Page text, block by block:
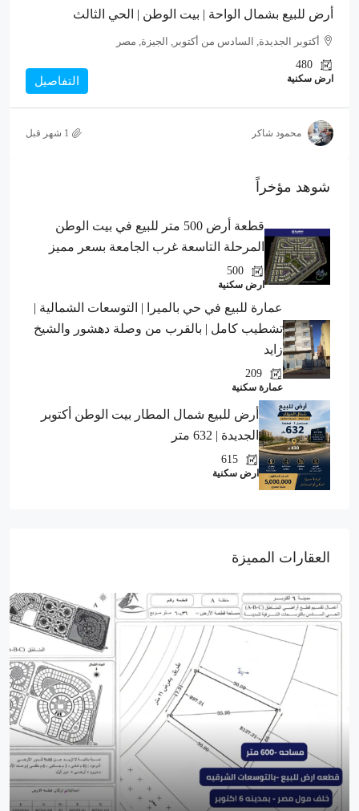
أرض للبيع بشمال الواحة | بيت الوطن | الحي الثالث
أكتوبر الجديدة, السادس من أكتوبر, الجيزة, مصر
480
ارض سكنية التفاصيل
محمود شاكر
شوهد مؤخراً
قطعة أرض 500 متر للبيع في بيت الوطن
المرحلة التاسعة غرب الجامعة بسعر مميز
500
ارض سكنية
عمارة للبيع في حي بالميرا | التوسعات الشمالية |
تشطيب كامل | بالقرب من وصلة دهشور والشيخ
زايد
209
عمارة سكنية
أرض للبيع شمال المطار بيت الوطن أكتوبر
الجديدة | 632 متر
615
ارض سكنية
العقارات المميزة